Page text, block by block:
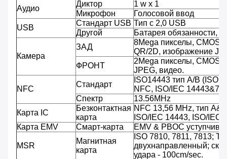
Аудио
Диктор
1 w x 1
Микрофон
Голосовой ввод
USB
Стандарт USB Тип c 2,0 USB
Другой
Батарея обязанности,
Камера
ЗАД
8Mega пикселы, CMOS,
QR/2D, изображение
ФРОНТ
2Mega пикселы, CMOS,
JPEG, видео.
NFC
Стандарт
ISO14443 тип A/B (ISO
NFC, ISO/IEC
Спектр
13.56MHz
Карта IC
Безконтактная
карта
NFC 13,56 MHz, тип
ISO/IEC 14443, ISO/IEC
Карта EMV
Смарт-карта EMV & PBOC
MSR
Магнитная
карта
ISO 7810, 7811, 7813;
двухнаправленный;
удара - 100cm/sec.